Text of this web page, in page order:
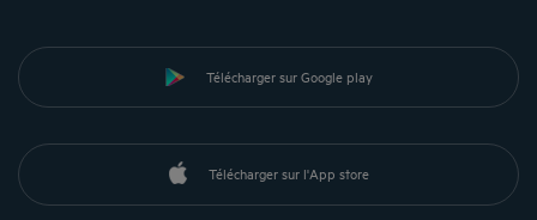
Télécharger sur Google play
Télécharger sur l'App store